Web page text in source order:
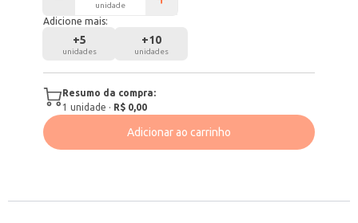
unidade
Adicione mais:
+5
unidades
+10
unidades
Resumo da compra:
1 unidade · R$ 0,00
Adicionar ao carrinho